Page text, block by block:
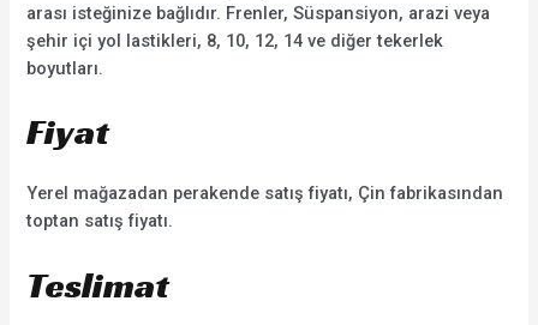
arası isteğinize bağlıdır. Frenler, Süspansiyon, arazi veya
şehir içi yol lastikleri, 8, 10, 12, 14 ve diğer tekerlek
boyutları.
Fiyat
Yerel mağazadan perakende satış fiyatı, Çin fabrikasından
toptan satış fiyatı.
Teslimat